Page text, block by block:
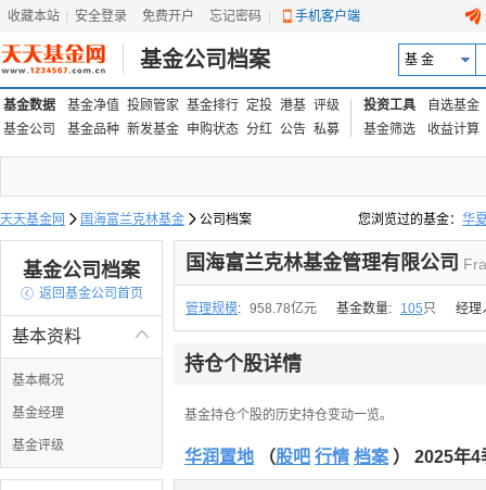
收藏本站 安全登录 免费开户 忘记密码 手机客户端
基金公司档案 基 金
基金数据 基金净值 投顾管家 基金排行 定投 港基 评级
基金公司
基金品种 新发基金 申购状态 分红 公告 私募
投资工具
自选基金
基金筛选
收益计算
天天基金网  国海富兰克林基金  公司档案 您浏览过的基金： 华
易方达上证中盘ETF联
基金公司档案
 返回基金公司首页

基本资料
基本概况
基金经理
基金评级
国海富兰克林基金管理有限公司
管理规模: 958.78亿元 基金数量: 105只 经理
持仓个股详情
基金持仓个股的历史持仓变动一览。
华润置地 （股吧 行情 档案 ） 2025年